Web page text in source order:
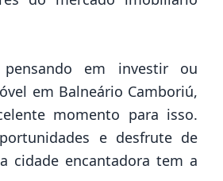
em investir ou
em Balneário Camboriú,
momento para isso.
e desfrute de
cidade encantadora tem a